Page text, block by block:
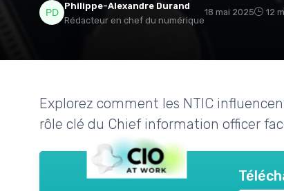
Philippe-Alexandre Durand
Rédacteur en chef du numérique
18 mai 2025 12
Explorez comment les NTIC
rôle clé du Chief information officer